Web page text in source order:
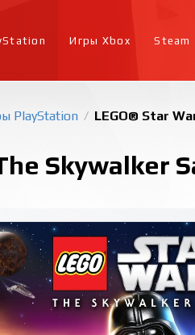
Игры Xbox Steam
PlayStation / LEGO® Star
Skywalker